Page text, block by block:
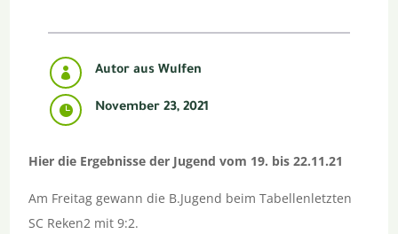
 Autor aus Wulfen
 November 23, 2021
Hier die Ergebnisse der Jugend vom 19. bis 22.11.21
Am Freitag gewann die B.Jugend beim Tabellenletzten
SC Reken2 mit 9:2.